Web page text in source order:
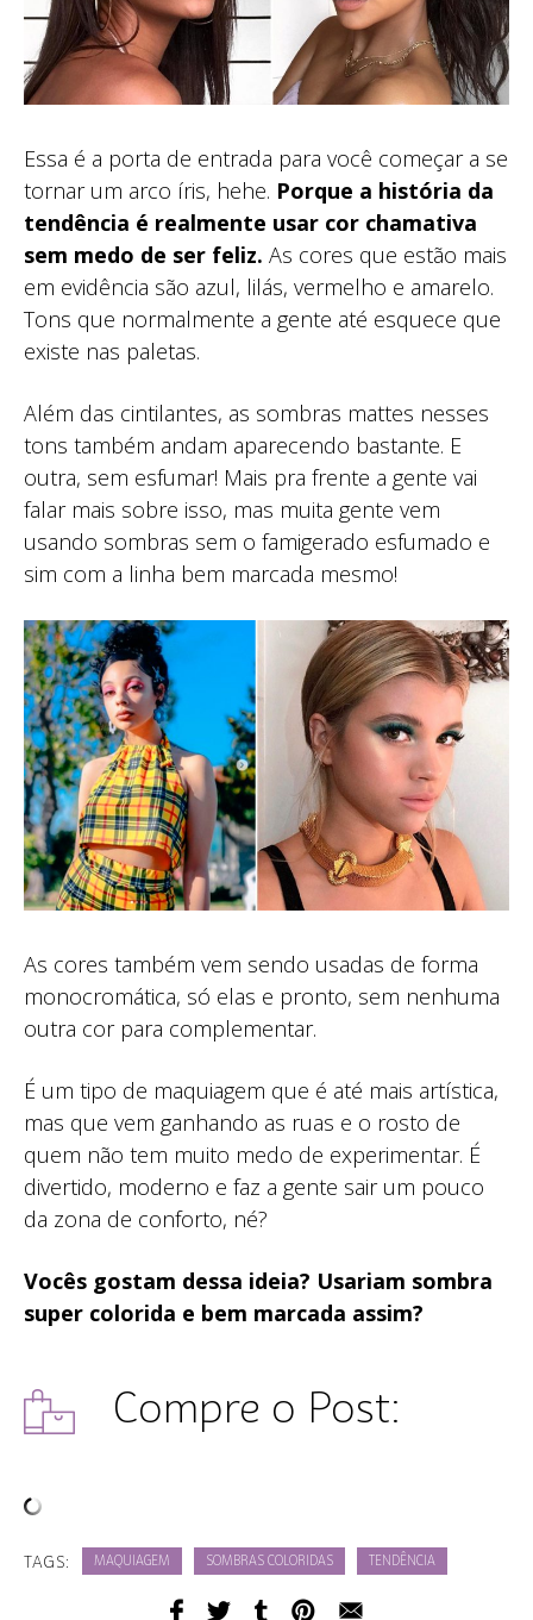
Essa é a porta de entrada para você começar a se
tornar um arco íris, hehe. Porque a história da
tendência é realmente usar cor chamativa
sem medo de ser feliz. As cores que estão mais
em evidência são azul, lilás, vermelho e amarelo.
Tons que normalmente a gente até esquece que
existe nas paletas.
Além das cintilantes, as sombras mattes nesses
tons também andam aparecendo bastante. E
outra, sem esfumar! Mais pra frente a gente vai
falar mais sobre isso, mas muita gente vem
usando sombras sem o famigerado esfumado e
sim com a linha bem marcada mesmo!
As cores também vem sendo usadas de forma
monocromática, só elas e pronto, sem nenhuma
outra cor para complementar.
É um tipo de maquiagem que é até mais artística,
mas que vem ganhando as ruas e o rosto de
quem não tem muito medo de experimentar. É
divertido, moderno e faz a gente sair um pouco
da zona de conforto, né?
Vocês gostam dessa ideia? Usariam sombra
super colorida e bem marcada assim?
Compre o Post:
TAGS: MAQUIAGEM SOMBRAS COLORIDAS TENDÊNCIA